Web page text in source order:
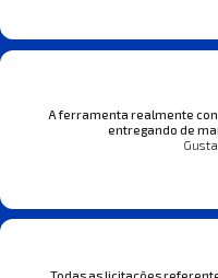
A ferramenta realmente
entregando de